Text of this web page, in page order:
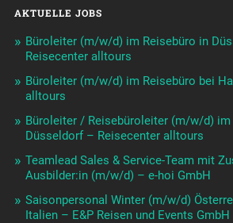
AKTUELLE JOBS
Büroleiter (m/w/d) im Reisebüro in
Reisecenter alltours
Büroleiter (m/w/d) im Reisebüro bei
alltours
Büroleiter / Reisebüroleiter (m/w/d) im
Düsseldorf – Reisecenter alltours
Teamlead Sales & Service-Team mit
Ausbilder:in (m/w/d) – e-hoi GmbH
Saisonpersonal Winter (m/w/d)
Italien – E&P Reisen und Events GmbH